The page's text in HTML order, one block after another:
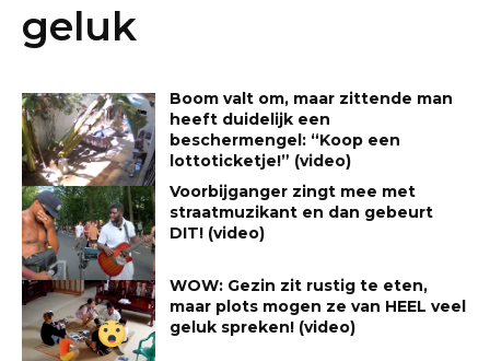
geluk
Boom valt om, maar zittende man
heeft duidelijk een
beschermengel: “Koop een
lottoticketje!” (video)
Voorbijganger zingt mee met
straatmuzikant en dan gebeurt
DIT! (video)
WOW: Gezin zit rustig te eten,
maar plots mogen ze van HEEL veel
geluk spreken! (video)